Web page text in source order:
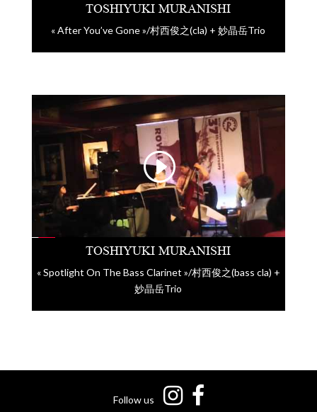
TOSHIYUKI MURANISHI
« After You’ve Gone »/村西俊之(cla) + 妙晶岳Trio
TOSHIYUKI MURANISHI
« Spotlight On The Bass Clarinet »/村西俊之(bass cla) +
妙晶岳Trio
Follow us